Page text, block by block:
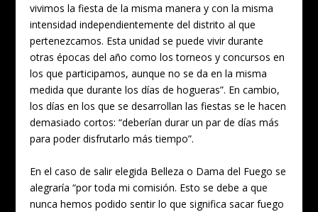
vivimos la fiesta de la misma manera y con la misma
intensidad independientemente del distrito al que
pertenezcamos. Esta unidad se puede vivir durante
otras épocas del año como los torneos y concursos en
los que participamos, aunque no se da en la misma
medida que durante los días de hogueras”. En cambio,
los días en los que se desarrollan las fiestas se le hacen
demasiado cortos: “deberían durar un par de días más
para poder disfrutarlo más tiempo”.
En el caso de salir elegida Belleza o Dama del Fuego se
alegraría “por toda mi comisión. Esto se debe a que
nunca hemos podido sentir lo que significa sacar fuego